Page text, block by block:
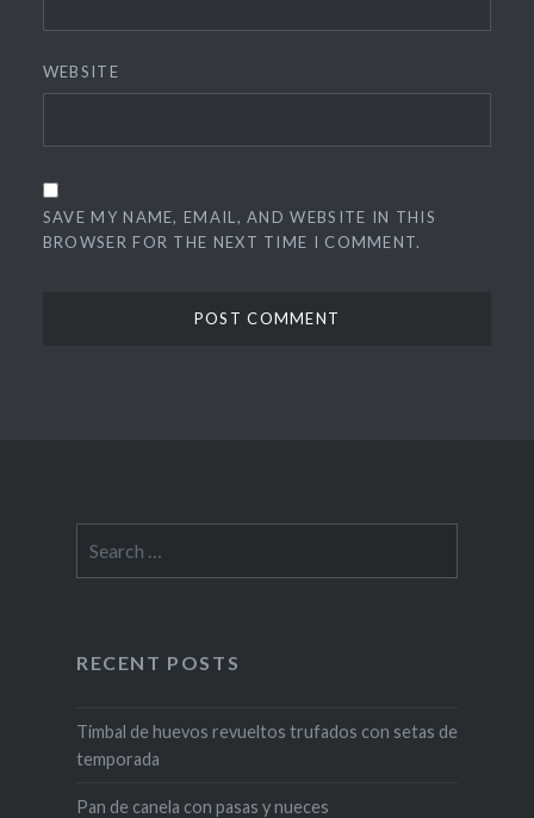
WEBSITE
SAVE MY NAME, EMAIL, AND WEBSITE IN THIS
BROWSER FOR THE NEXT TIME I COMMENT.
for:
RECENT POSTS
Timbal de huevos revueltos trufados con setas de
temporada
Pan de canela con pasas y nueces